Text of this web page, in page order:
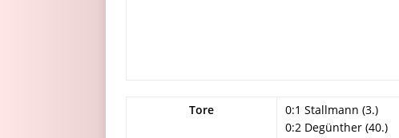
Tore
0:1 Stallmann (3.)
0:2 Degünther (40.)